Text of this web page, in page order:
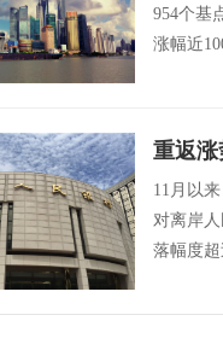
954个基
涨幅近
重返涨
11月以
对离岸
落幅度